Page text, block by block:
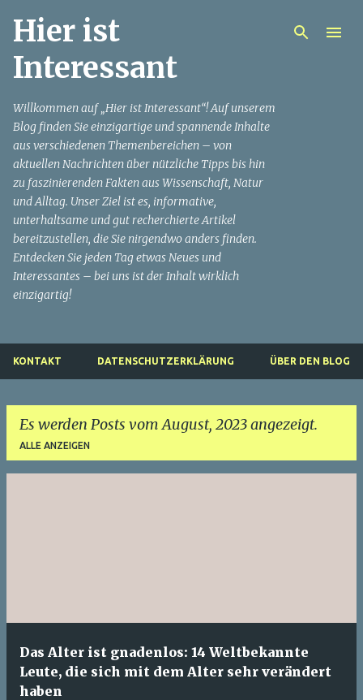
Direkt zum Hauptbereich
Hier ist
Interessant
Willkommen auf „Hier ist Interessant“! Auf unserem
Blog finden Sie einzigartige und spannende Inhalte
aus verschiedenen Themenbereichen – von
aktuellen Nachrichten über nützliche Tipps bis hin
zu faszinierenden Fakten aus Wissenschaft, Natur
und Alltag. Unser Ziel ist es, informative,
unterhaltsame und gut recherchierte Artikel
bereitzustellen, die Sie nirgendwo anders finden.
Entdecken Sie jeden Tag etwas Neues und
Interessantes – bei uns ist der Inhalt wirklich
einzigartig!
KONTAKT DATENSCHUTZERKLÄRUNG ÜBER DEN BLOG
Es werden Posts vom August, 2023 angezeigt.
ALLE ANZEIGEN
Das Alter ist gnadenlos: 14 Weltbekannte
Leute, die sich mit dem Alter sehr verändert
haben